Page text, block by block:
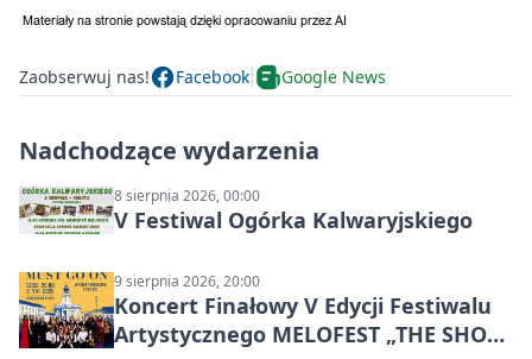
Zaobserwuj nas! Facebook Google News
Nadchodzące wydarzenia
8 sierpnia 2026, 00:00
V Festiwal Ogórka Kalwaryjskiego
9 sierpnia 2026, 20:00
Koncert Finałowy V Edycji Festiwalu
Artystycznego MELOFEST „THE SHOW